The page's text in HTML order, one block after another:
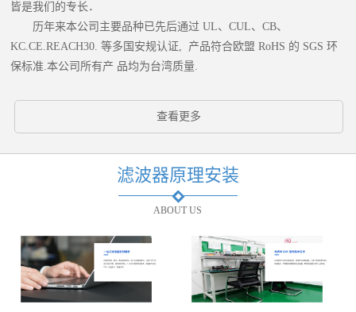
皆是我们的专长．
历年来本公司主要品种已先后通过 UL、CUL、CB、
KC.CE.REACH30. 等多国安规认证, 产品符合欧盟 RoHS 的 SGS 环
保标准.本公司所有产 品均为台湾质量.
查看更多
滤波器原理安装
ABOUT US